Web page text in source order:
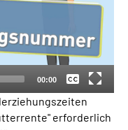
00:00
Keine
Deutsch
erforderlich